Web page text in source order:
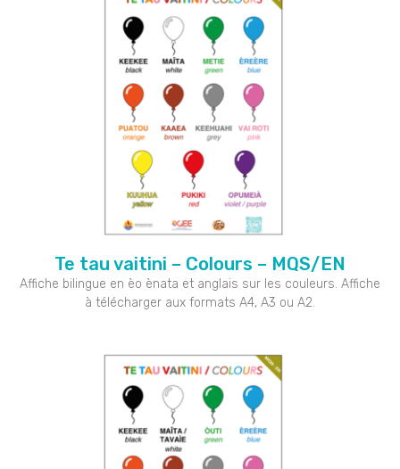
Te tau vaitini – Colours – MQS/EN
Affiche bilingue en èo ènata et anglais sur les couleurs. Affiche
à télécharger aux formats A4, A3 ou A2.